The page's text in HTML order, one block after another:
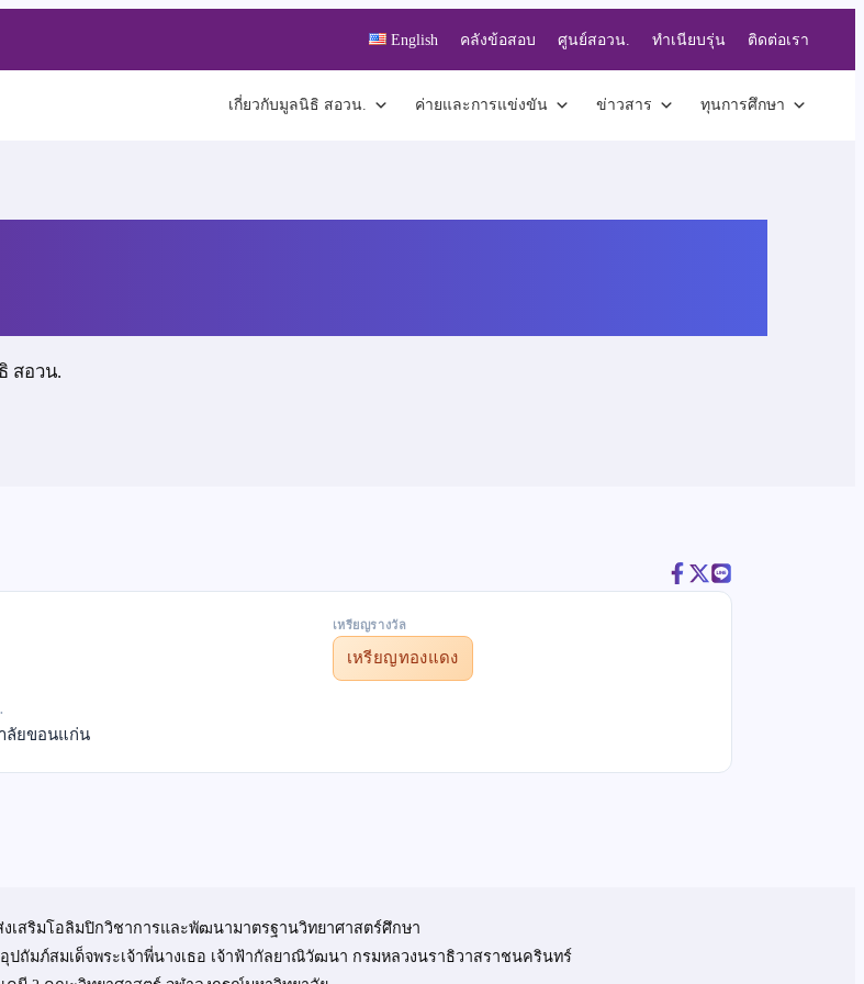
English คลังข้อสอบ ศูนย์สอวน. ทำเนียบรุ่น ติดต่อเรา
เกี่ยวกับมูลนิธิ สอวน. ค่ายและการแข่งขัน ข่าวสาร ทุนการศึกษา
สอวน.
เหรียญรางวัล
เหรียญทองแดง
ลัยขอนแก่น
เสริมโอลิมปิกวิชาการและพัฒนามาตรฐานวิทยาศาสตร์ศึกษา
ปถัมภ์สมเด็จพระเจ้าพี่นางเธอ เจ้าฟ้ากัลยาณิวัฒนา กรมหลวงนราธิวาสราชนครินทร์